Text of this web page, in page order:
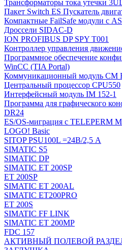
Трансформаторы тока утечки
Пакет Switch ES Пускатель
Компактные FailSafe модули с
Дроссели SIDAC-D
ION PROFIBUS DP SPY T001
Контроллер управления
Программное обеспечение
WinCC (TIA Portal)
Коммуникационный модуль CM
Центральный процессор CPU550
Интерфейсный модуль IM 152-1
Программа для графического
DR24
ES/OS-миграция с TELEPERM M
LOGO! Basic
SITOP PSU100L =24В/2,5 A
SIMATIC S5
SIMATIC DP
SIMATIC ET 200SP
ET 200SP
SIMATIC ET 200AL
SIMATIC ET200PRO
ET 200S
SIMATIC FF LINK
SIMATIC ET 200MP
FDC 157
АКТИВНЫЙ ПОЛЕВОЙ